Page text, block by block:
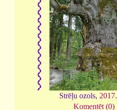
Strēļu ozols, 2017
Komentēt (0)